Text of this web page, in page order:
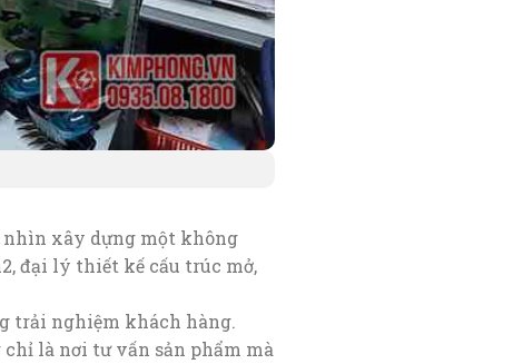
xây dựng một không
đại lý thiết kế cấu trúc mở,
trải nghiệm khách hàng.
là nơi tư vấn sản phẩm mà